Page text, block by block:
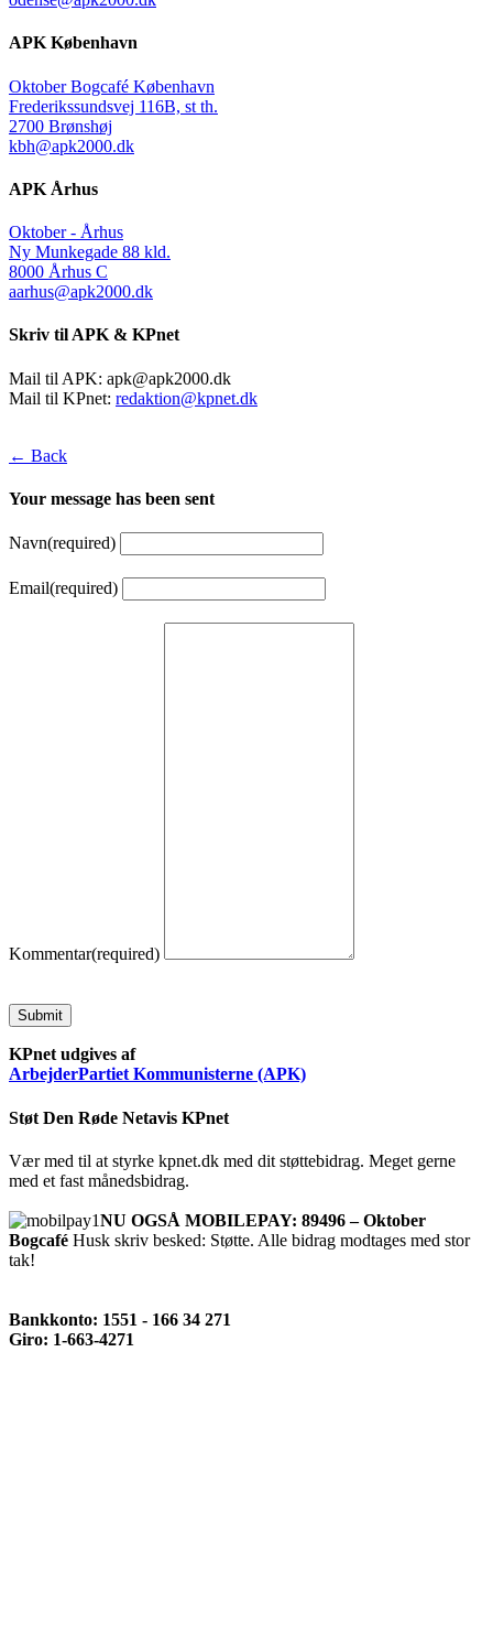
APK København
Oktober Bogcafé København
Frederikssundsvej 116B, st th.
2700 Brønshøj
kbh@apk2000.dk
APK Århus
Oktober - Århus
Ny Munkegade 88 kld.
8000 Århus C
aarhus@apk2000.dk
Skriv til APK & KPnet
Mail til APK: apk@apk2000.dk
Mail til KPnet: redaktion@kpnet.dk
← Back
Your message has been sent
Navn(required)
Email(required)
Kommentar(required)
Submit
KPnet udgives af
ArbejderPartiet Kommunisterne (APK)
Støt Den Røde Netavis KPnet
Vær med til at styrke kpnet.dk med dit støttebidrag. Meget gerne
med et fast månedsbidrag.
NU OGSÅ MOBILEPAY: 89496 – Oktober
Bogcafé Husk skriv besked: Støtte. Alle bidrag modtages med stor
tak!
Bankkonto: 1551 - 166 34 271
Giro: 1-663-4271